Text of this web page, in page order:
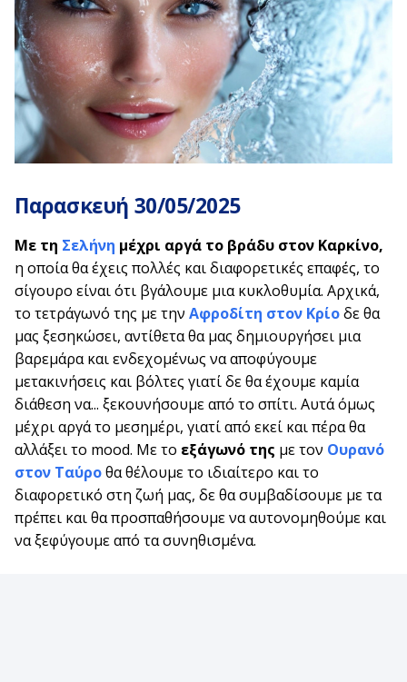
Παρασκευή 30/05/2025
Με τη Σελήνη μέχρι αργά το βράδυ στον Καρκίνο,
η οποία θα έχεις πολλές και διαφορετικές επαφές, το
σίγουρο είναι ότι βγάλουμε μια κυκλοθυμία. Αρχικά,
το τετράγωνό της με την Αφροδίτη στον Κρίοδε θα
μας ξεσηκώσει, αντίθετα θα μας δημιουργήσει μια
βαρεμάρα και ενδεχομένως να αποφύγουμε
μετακινήσεις και βόλτες γιατί δε θα έχουμε καμία
διάθεση να... ξεκουνήσουμε από το σπίτι. Αυτά όμως
μέχρι αργά το μεσημέρι, γιατί από εκεί και πέρα θα
αλλάξει το mood. Με το εξάγωνό της με τον Ουρανό
στον Ταύροθα θέλουμε το ιδιαίτερο και το
διαφορετικό στη ζωή μας, δε θα συμβαδίσουμε με τα
πρέπει και θα προσπαθήσουμε να αυτονομηθούμε και
να ξεφύγουμε από τα συνηθισμένα.